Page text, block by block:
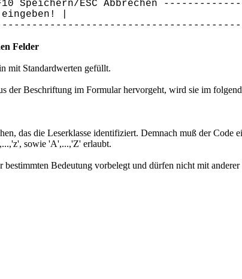
Speichern/ESC Abbrechen
|
Felder
mit Standardwerten gefüllt.
der Beschriftung im Formular hervorgeht, wird sie im
das die Leserklasse identifiziert. Demnach muß der
sowie 'A',...,'Z' erlaubt.
bestimmten Bedeutung vorbelegt und dürfen nicht mit